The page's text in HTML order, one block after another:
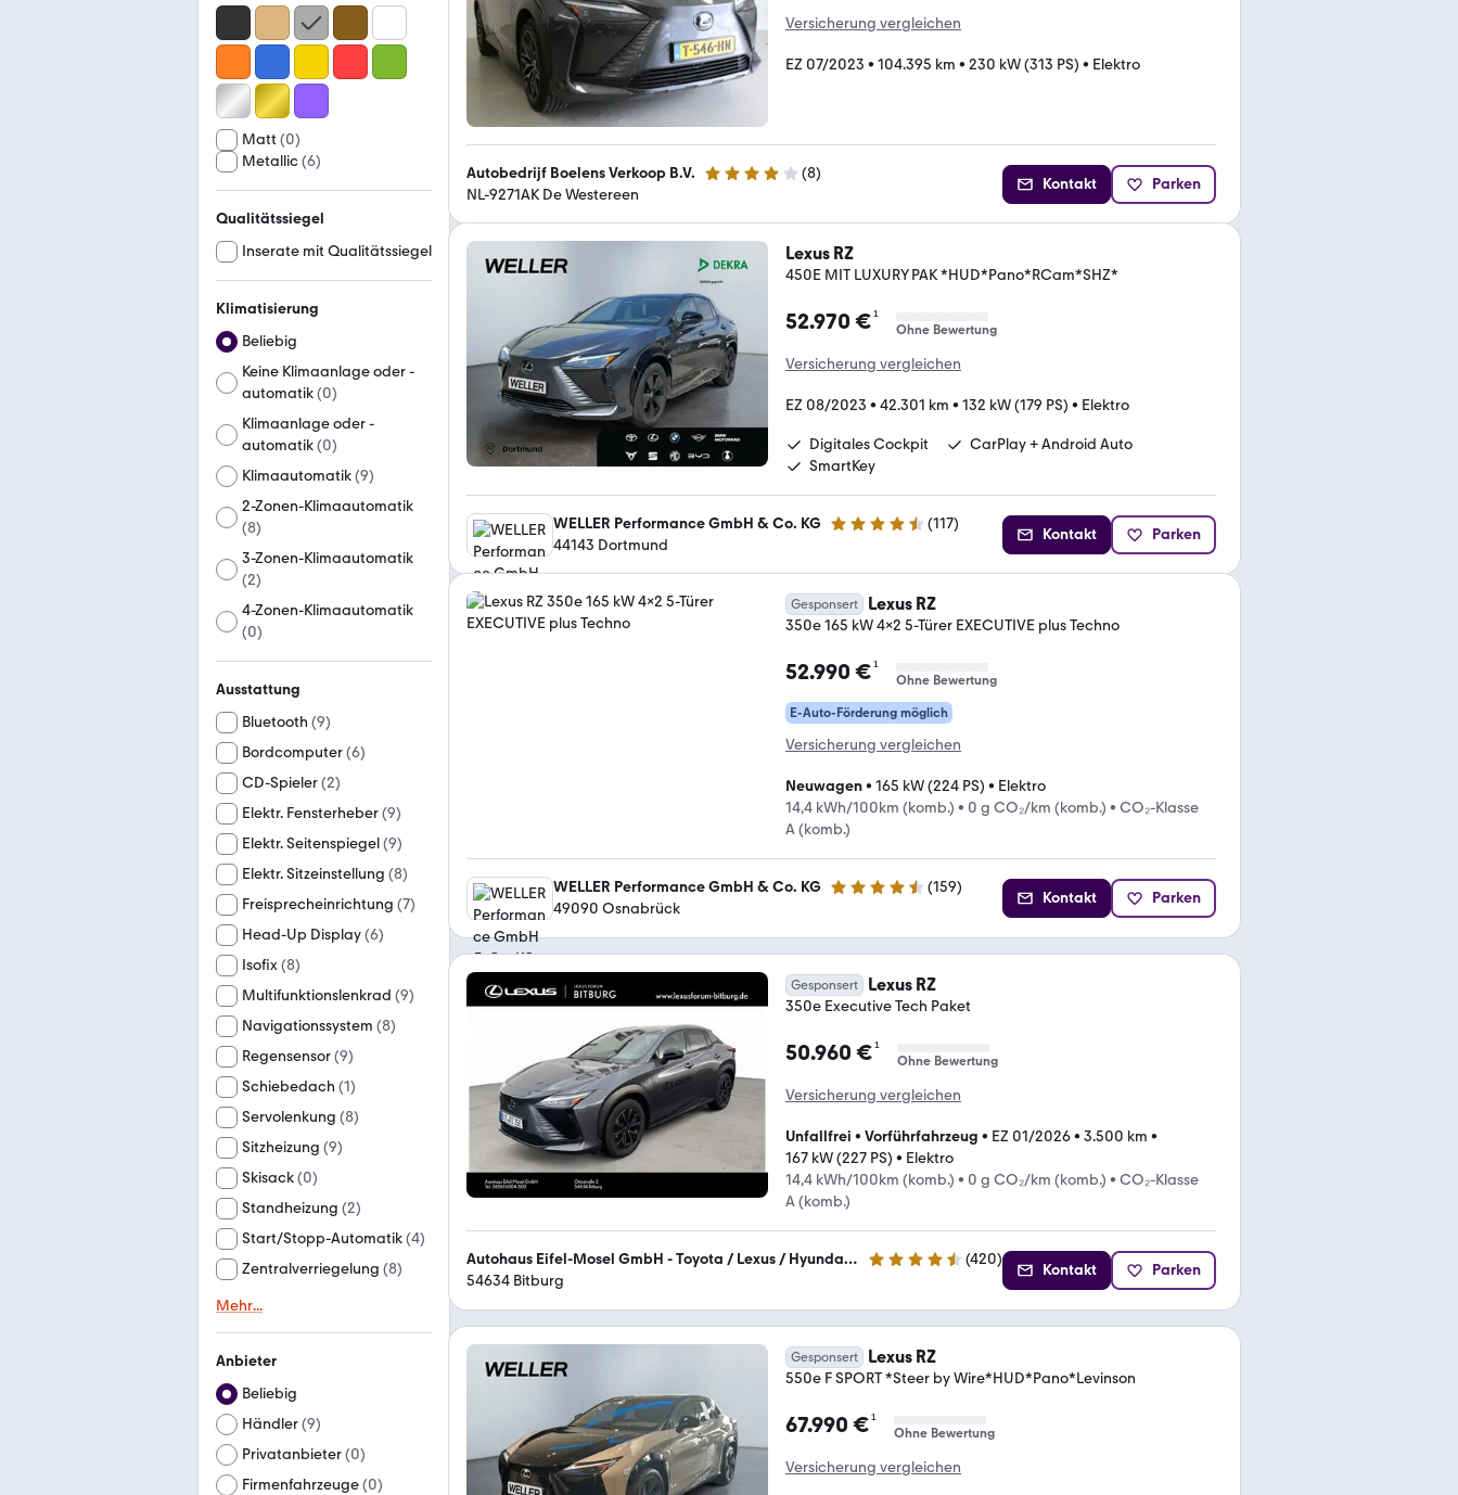
Matt (0)
Metallic(6)
Qualitätssiegel
Inserate mit Qualitätssiegel
Klimatisierung
Beliebig
Keine Klimaanlage oder -
automatik(0)
Klimaanlage oder -
automatik(0)
Klimaautomatik(9)
2-Zonen-Klimaautomatik
(8)
3-Zonen-Klimaautomatik
(2)
4-Zonen-Klimaautomatik
(0)
Ausstattung
Bluetooth (9)
Bordcomputer(6)
CD-Spieler(2)
Elektr. Fensterheber(9)
Elektr. Seitenspiegel(9)
Elektr. Sitzeinstellung (8)
Freisprecheinrichtung (7)
Head-Up Display(6)
Isofix(8)
Multifunktionslenkrad (9)
Navigationssystem (8)
Regensensor(9)
Schiebedach (1)
Servolenkung (8)
Sitzheizung (9)
Skisack(0)
Standheizung (2)
Start/Stopp-Automatik(4)
Zentralverriegelung (8)
Mehr...
Anbieter
Beliebig
Händler(9)
Privatanbieter(0)
Firmenfahrzeuge(0)
Versicherung vergleichen
EZ 07/2023 • 104.395 km • 230 kW (313 PS) • Elektro
Autobedrijf Boelens Verkoop B.V. 4 Sterne (8)
NL-9271AK De Westereen
Kontakt Parken
Lexus RZ
450E MIT LUXURY PAK *HUD*Pano*RCam*SHZ*
52.970 €¹
Ohne Bewertung
Versicherung vergleichen
EZ 08/2023 • 42.301 km • 132 kW (179 PS) • Elektro
Digitales Cockpit
CarPlay + Android Auto
SmartKey
WELLER Performance GmbH & Co. KG 4.6 Sterne (117)
44143 Dortmund
Kontakt Parken
Gesponsert Lexus RZ
350e 165 kW 4x2 5-Türer EXECUTIVE plus Techno
52.990 €¹
Ohne Bewertung
E-Auto-Förderung möglich
Versicherung vergleichen
Neuwagen• 165 kW (224 PS) • Elektro
14,4 kWh/100km (komb.) • 0 g CO₂/km (komb.) • CO₂-Klasse
A (komb.)
WELLER Performance GmbH & Co. KG 4.5 Sterne (159)
49090 Osnabrück
Kontakt Parken
Gesponsert Lexus RZ
350e Executive Tech Paket
50.960 €¹
Ohne Bewertung
Versicherung vergleichen
Unfallfrei • Vorführfahrzeug • EZ 01/2026• 3.500 km •
167 kW (227 PS) • Elektro
14,4 kWh/100km (komb.) • 0 g CO₂/km (komb.) • CO₂-Klasse
A (komb.)
Autohaus Eifel-Mosel GmbH - Toyota / Lexus / Hyundai Vertragshändler 4.4 Sterne (420)
54634 Bitburg
Kontakt Parken
Gesponsert Lexus RZ
550e F SPORT *Steer by Wire*HUD*Pano*Levinson
67.990 €¹
Ohne Bewertung
Versicherung vergleichen